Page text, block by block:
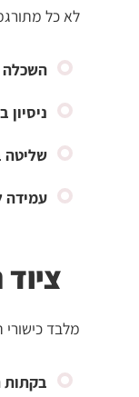
לא כל
השכלה
ניסיון
שליטה
עמידה
מלבד כישורי
בקתות